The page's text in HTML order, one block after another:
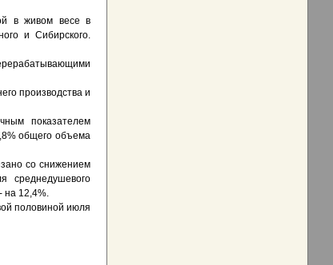
в живом весе в
и Сибирского.
производства и
показателем
общего объема
со снижением
среднедушевого
на 12,4%.
половиной июля